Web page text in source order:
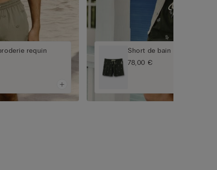
requin
Short de bain avec
78,00 €